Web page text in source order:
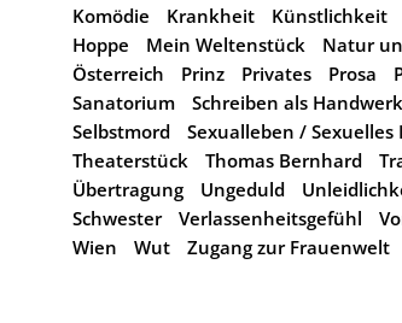
Komödie
Krankheit Künstlichkeit
Hoppe
Mein Weltenstück
Natur
Österreich
Prinz Privates Prosa
Sanatorium
Schreiben als Handwerk
Selbstmord
Sexualleben / Sexuelles
Theaterstück
Thomas Bernhard
Übertragung
Ungeduld
Schwester
Verlassenheitsgefühl
Wien
Wut Zugang zur Frauenwelt